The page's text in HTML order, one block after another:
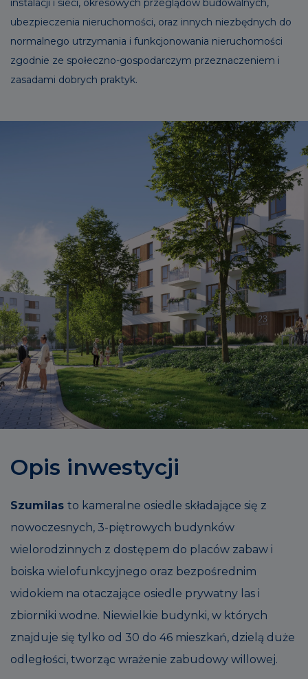
ubezpieczenia nieruchomości, oraz innych niezbędnych do
normalnego utrzymania i funkcjonowania nieruchomości
zgodnie ze społeczno-gospodarczym przeznaczeniem i
zasadami dobrych praktyk.
Opis inwestycji
Szumilas to kameralne osiedle składające się z
nowoczesnych, 3-piętrowych budynków
wielorodzinnych z dostępem do placów zabaw i
boiska wielofunkcyjnego oraz bezpośrednim
widokiem na otaczające osiedle prywatny las i
zbiorniki wodne. Niewielkie budynki, w których
znajduje się tylko od 30 do 46 mieszkań, dzielą duże
odległości, tworząc wrażenie zabudowy willowej.